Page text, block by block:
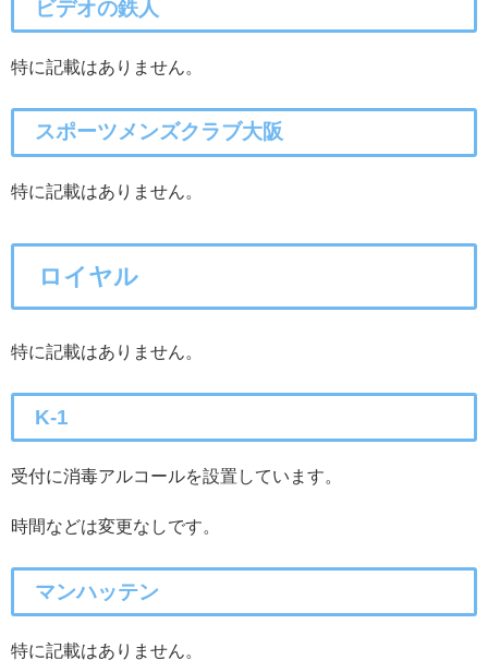
ビデオの鉄人
特に記載はありません。
スポーツメンズクラブ大阪
特に記載はありません。
ロイヤル
特に記載はありません。
K-1
受付に消毒アルコールを設置しています。
時間などは変更なしです。
マンハッテン
特に記載はありません。